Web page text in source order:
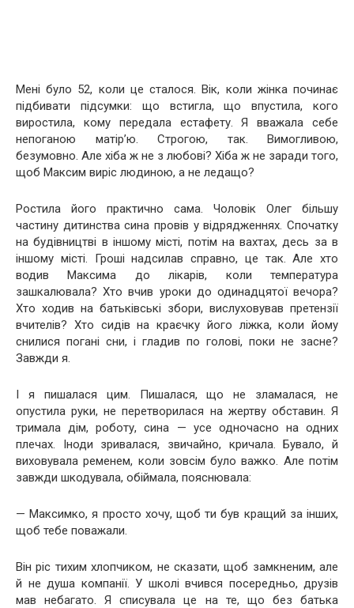
Мені було 52, коли це сталося. Вік, коли жінка починає
підбивати підсумки: що встигла, що впустила, кого
виростила, кому передала естафету. Я вважала себе
непоганою матір’ю. Строгою, так. Вимогливою,
безумовно. Але хіба ж не з любові? Хіба ж не заради того,
щоб Максим виріс людиною, а не ледащо?
Ростила його практично сама. Чоловік Олег більшу
частину дитинства сина провів у відрядженнях. Спочатку
на будівництві в іншому місті, потім на вахтах, десь за в
іншому місті. Гроші надсилав справно, це так. Але хто
водив Максима до лікарів, коли температура
зашкалювала? Хто вчив уроки до одинадцятої вечора?
Хто ходив на батьківські збори, вислуховував претензії
вчителів? Хто сидів на краєчку його ліжка, коли йому
снилися погані сни, і гладив по голові, поки не засне?
Завжди я.
І я пишалася цим. Пишалася, що не зламалася, не
опустила руки, не перетворилася на жертву обставин. Я
тримала дім, роботу, сина — усе одночасно на одних
плечах. Іноди зривалася, звичайно, кричала. Бувало, й
виховувала ременем, коли зовсім було важко. Але потім
завжди шкодувала, обіймала, пояснювала:
— Максимко, я просто хочу, щоб ти був кращий за інших,
щоб тебе поважали.
Він ріс тихим хлопчиком, не сказати, щоб замкненим, але
й не душа компанії. У школі вчився посередньо, друзів
мав небагато. Я списувала це на те, що без батька